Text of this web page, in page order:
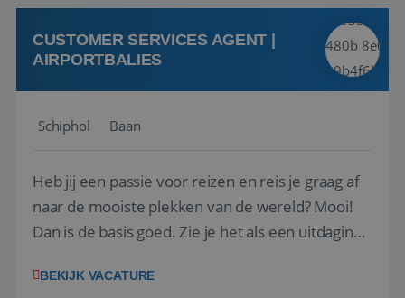
op zoek naar een enthousiaste, leergie...
CUSTOMER SERVICES AGENT |
AIRPORTBALIES
Schiphol Baan
Heb jij een passie voor reizen en reis je graag af
naar de mooiste plekken van de wereld? Mooi!
Dan is de basis goed. Zie je het als een uitdaging
het samenstellen en boeken van de perfecte
BEKIJK VACATURE